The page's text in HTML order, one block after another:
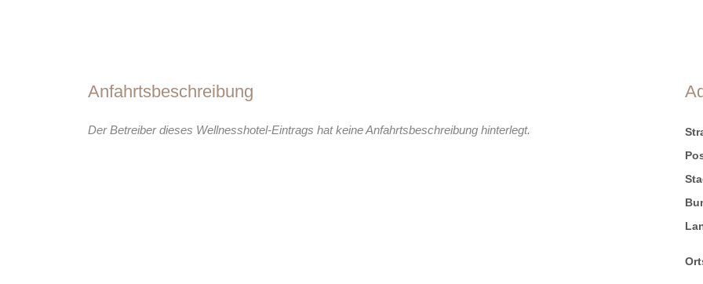
Anfahrtsbeschreibung
Der Betreiber dieses Wellnesshotel-Eintrags hat keine Anfahrtsbeschreibung hinterlegt.